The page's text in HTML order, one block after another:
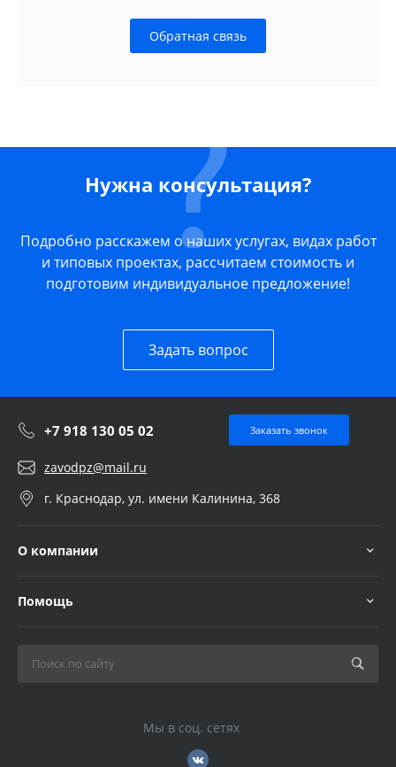
Обратная связь
Нужна консультация?
Подробно расскажем о наших услугах, видах работ
и типовых проектах, рассчитаем стоимость и
подготовим индивидуальное предложение!
Задать вопрос
+7 918 130 05 02 Заказать звонок
zavodpz@mail.ru
г. Краснодар, ул. имени Калинина, 368
О компании
Помощь
Мы в соц. сетях